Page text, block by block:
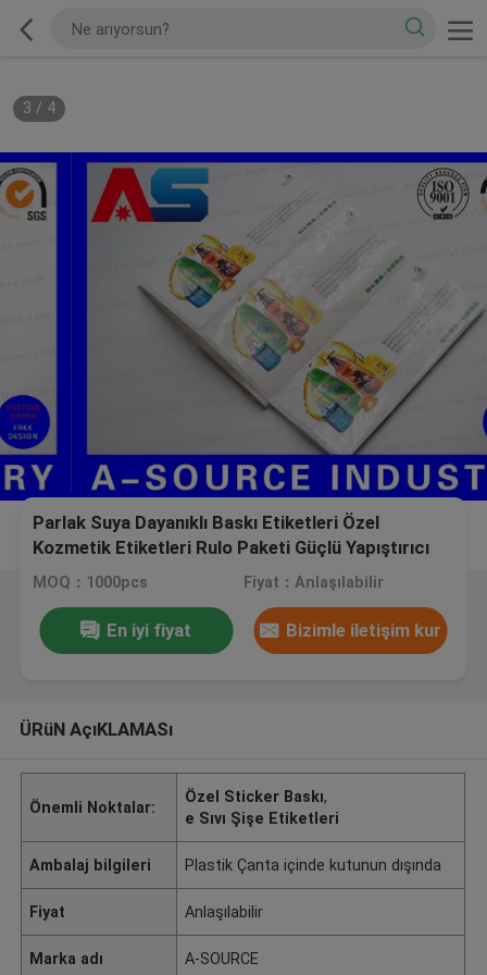
3 / 4
Parlak Suya Dayanıklı Baskı Etiketleri Özel
Kozmetik Etiketleri Rulo Paketi Güçlü Yapıştırıcı
MOQ：1000pcs Fiyat：Anlaşılabilir
En iyi fiyat Bizimle iletişim kur
ÜRüN AçıKLAMASı
Önemli Noktalar:
Özel Sticker Baskı,
e Sıvı Şişe Etiketleri
Ambalaj bilgileri Plastik Çanta içinde kutunun dışında
Fiyat Anlaşılabilir
Marka adı A-SOURCE